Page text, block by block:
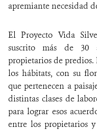
apremiante necesidad
El Proyecto Vida
suscrito más de 30
propietarios de predios.
los hábitats, con su
que pertenecen a
distintas clases de
para lograr esos
entre los propietarios